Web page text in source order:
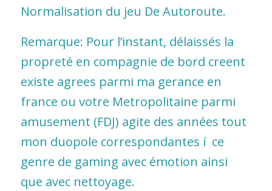
Normalisation du jeu De Autoroute.
Remarque: Pour l’instant, délaissés la
propreté en compagnie de bord creent
existe agrees parmi ma gerance en
france ou votre Metropolitaine parmi
amusement (FDJ) agite des années tout
mon duopole correspondantes í ce
genre de gaming avec émotion ainsi
que avec nettoyage.